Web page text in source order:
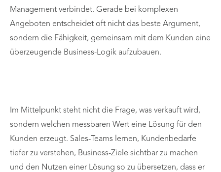
Management verbindet. Gerade bei komplexen
Angeboten entscheidet oft nicht das beste Argument,
sondern die Fähigkeit, gemeinsam mit dem Kunden eine
überzeugende Business-Logik aufzubauen.
Im Mittelpunkt steht nicht die Frage, was verkauft wird,
sondern welchen messbaren Wert eine Lösung für den
Kunden erzeugt. Sales-Teams lernen, Kundenbedarfe
tiefer zu verstehen, Business-Ziele sichtbar zu machen
und den Nutzen einer Lösung so zu übersetzen, dass er